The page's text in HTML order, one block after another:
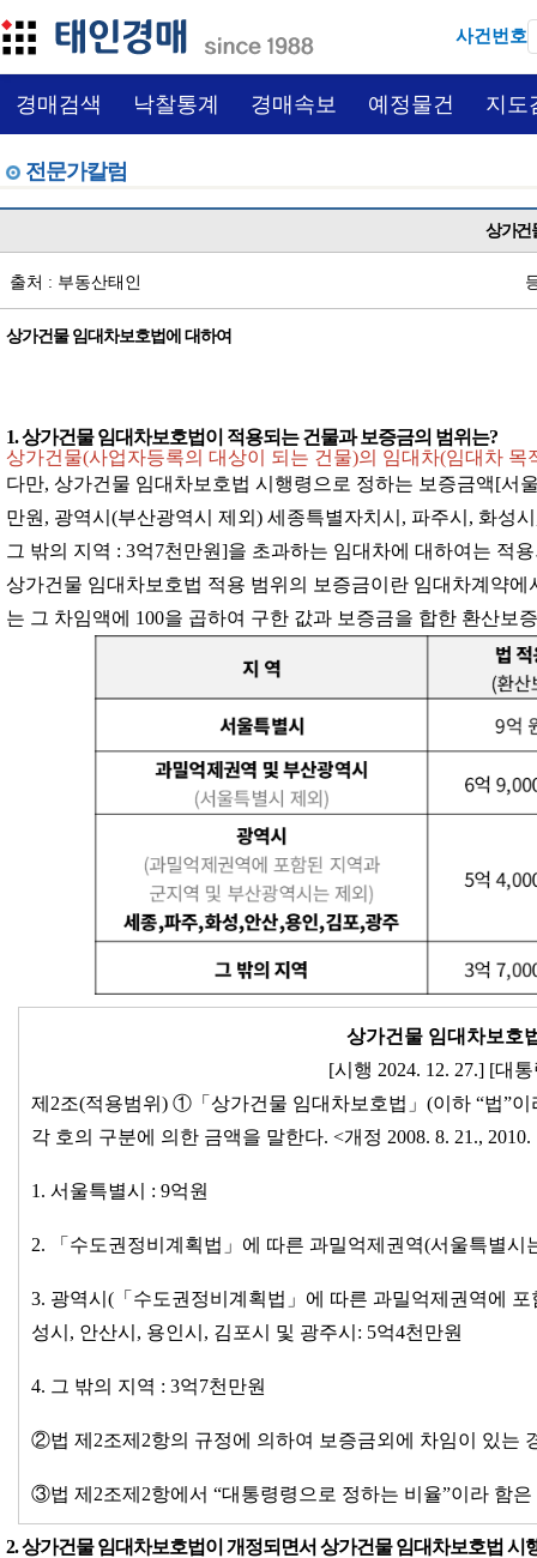
사건번호
경매검색 낙찰통계 경매속보 예정물건 지도
전문가칼럼
상가건
출처 : 부동산태인
상가건물 임대차보호법에 대하여
1. 상가건물 임대차보호법이 적용되는 건물과 보증금의 범위는?
상가건물(사업자등록의 대상이 되는 건물)의 임대차(임대차
다만, 상가건물 임대차보호법 시행령으로 정하는 보증금액[서
만원, 광역시(부산광역시 제외) 세종특별자치시, 파주시, 화성
그 밖의 지역 : 3억7천만원]을 초과하는 임대차에 대하여는 적
상가건물 임대차보호법 적용 범위의 보증금이란 임대차계약
는 그 차임액에 100을 곱하여 구한 값과 보증금을 합한 환산보
상가건물 임대차보호
[시행 2024. 12. 27.] [대
제2조(적용범위) ①「상가건물 임대차보호법」(이하 “법”
각 호의 구분에 의한 금액을 말한다. <개정 2008. 8. 21., 2010.
1. 서울특별시 : 9억원
2. 「수도권정비계획법」에 따른 과밀억제권역(서울특별시
3. 광역시(「수도권정비계획법」에 따른 과밀억제권역에
성시, 안산시, 용인시, 김포시 및 광주시: 5억4천만원
4. 그 밖의 지역 : 3억7천만원
②법 제2조제2항의 규정에 의하여 보증금외에 차임이 있는
③법 제2조제2항에서 “대통령령으로 정하는 비율”이라 함은
2. 상가건물 임대차보호법이 개정되면서 상가건물 임대차보호법